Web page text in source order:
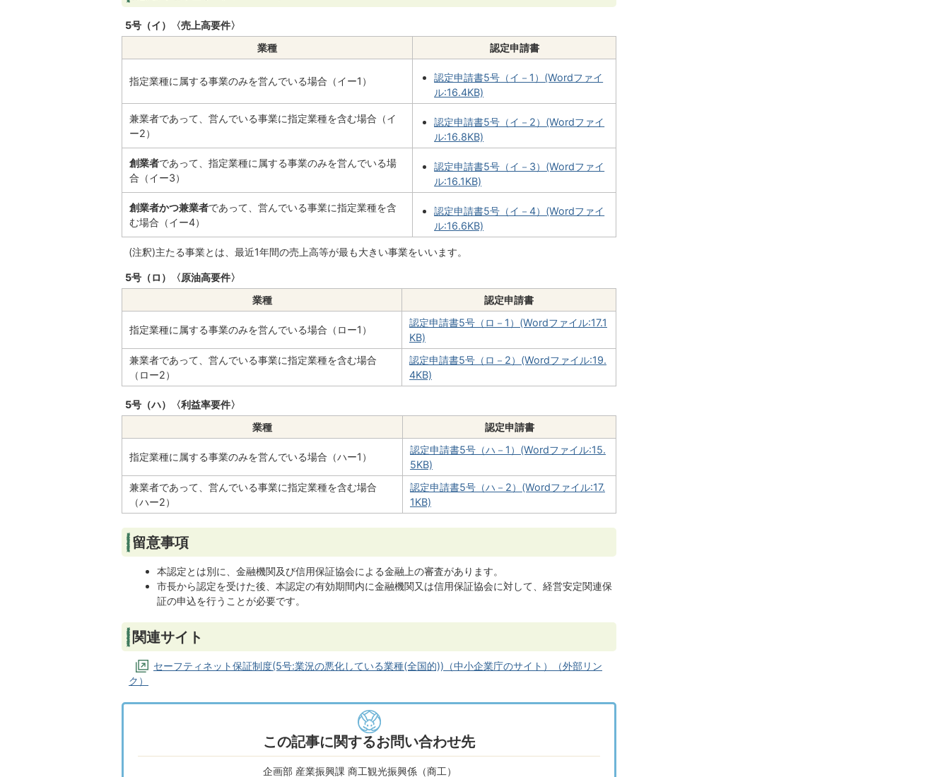
5号（イ）〈売上高要件〉
業種
認定申請書
指定業種に属する事業のみを営んでいる場合（イー1）
認定申請書5号（イ－1）(Wordファイ
ル:16.4KB)
兼業者であって、営んでいる事業に指定業種を含む場合（イ
ー2）
認定申請書5号（イ－2）(Wordファイ
ル:16.8KB)
創業者であって、指定業種に属する事業のみを営んでいる場
合（イー3）
認定申請書5号（イ－3）(Wordファイ
ル:16.1KB)
創業者かつ兼業者であって、営んでいる事業に指定業種を含
む場合（イー4）
認定申請書5号（イ－4）(Wordファイ
ル:16.6KB)
(注釈)主たる事業とは、最近1年間の売上高等が最も大きい事業をいいます。
5号（ロ）〈原油高要件〉
業種
認定申請書
指定業種に属する事業のみを営んでいる場合（ロー1）
認定申請書5号（ロ－1）(Wordファイル:17.1
KB)
兼業者であって、営んでいる事業に指定業種を含む場合
（ロー2）
認定申請書5号（ロ－2）(Wordファイル:19.
4KB)
5号（ハ）〈利益率要件〉
業種
認定申請書
指定業種に属する事業のみを営んでいる場合（ハー1）
認定申請書5号（ハ－1）(Wordファイル:15.
5KB)
兼業者であって、営んでいる事業に指定業種を含む場合
（ハー2）
認定申請書5号（ハ－2）(Wordファイル:17.
1KB)
留意事項
本認定とは別に、金融機関及び信用保証協会による金融上の審査があります。
市長から認定を受けた後、本認定の有効期間内に金融機関又は信用保証協会に対して、経営安定関連保
証の申込を行うことが必要です。
関連サイト
セーフティネット保証制度(5号:業況の悪化している業種(全国的))（中小企業庁のサイト）（外部リン
ク）
この記事に関するお問い合わせ先
企画部 産業振興課 商工観光振興係（商工）